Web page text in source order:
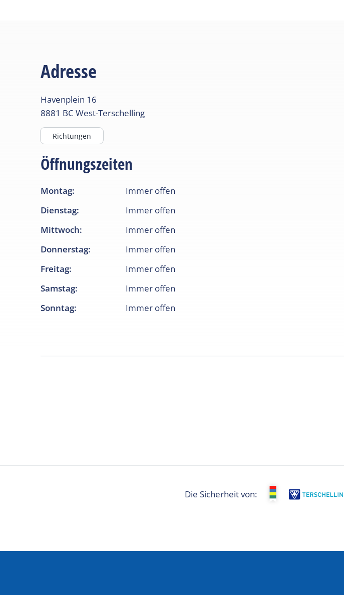
Adresse
Havenplein 16
8881 BC West-Terschelling
Richtungen
Öffnungszeiten
Montag:
Immer offen
Dienstag:
Immer offen
Mittwoch:
Immer offen
Donnerstag:
Immer offen
Freitag:
Immer offen
Samstag:
Immer offen
Sonntag: Immer offen
Die Sicherheit von: